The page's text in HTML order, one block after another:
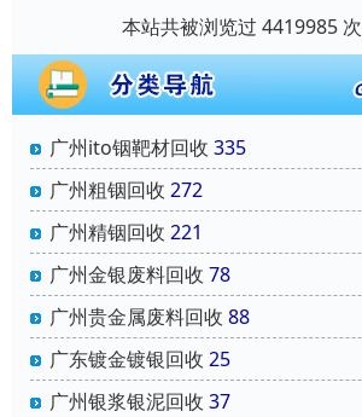
本站共被浏览过 4419985 次
广州ito铟靶材回收 335
广州粗铟回收 272
广州精铟回收 221
广州金银废料回收 78
广州贵金属废料回收 88
广东镀金镀银回收 25
广州银浆银泥回收 37